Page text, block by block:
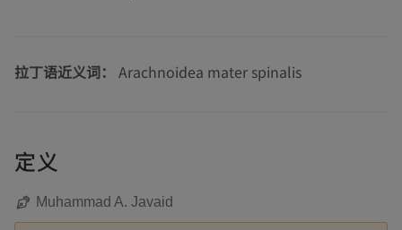
拉丁语近义词： Arachnoidea mater spinalis
定义
Muhammad A. Javaid